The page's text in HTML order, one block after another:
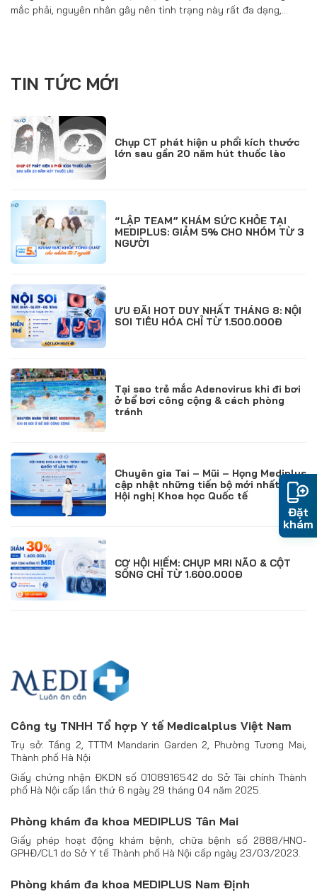
mắc phải, nguyên nhân gây nên tình trạng này rất đa dạng,…
TIN TỨC MỚI
Chụp CT phát hiện u phổi kích thước
lớn sau gần 20 năm hút thuốc lào
“LẬP TEAM” KHÁM SỨC KHỎE TẠI
MEDIPLUS: GIẢM 5% CHO NHÓM TỪ 3
NGƯỜI
ƯU ĐÃI HOT DUY NHẤT THÁNG 8: NỘI
SOI TIÊU HÓA CHỈ TỪ 1.500.000Đ
Tại sao trẻ mắc Adenovirus khi đi bơi
ở bể bơi công cộng & cách phòng
tránh
Chuyên gia Tai – Mũi – Họng Mediplus
cập nhật những tiến bộ mới nhất từ
Hội nghị Khoa học Quốc tế
CƠ HỘI HIẾM: CHỤP MRI NÃO & CỘT
SỐNG CHỈ TỪ 1.600.000Đ
Công ty TNHH Tổ hợp Y tế Medicalplus Việt Nam
Trụ sở: Tầng 2, TTTM Mandarin Garden 2, Phường Tương Mai,
Thành phố Hà Nội
Giấy chứng nhận ĐKDN số 0108916542 do Sở Tài chính Thành
phố Hà Nội cấp lần thứ 6 ngày 29 tháng 04 năm 2025.
Phòng khám đa khoa MEDIPLUS Tân Mai
Giấy phép hoạt động khám bệnh, chữa bệnh số 2888/HNO-
GPHĐ/CL1 do Sở Y tế Thành phố Hà Nội cấp ngày 23/03/2023.
Phòng khám đa khoa MEDIPLUS Nam Định
Đặt
khám